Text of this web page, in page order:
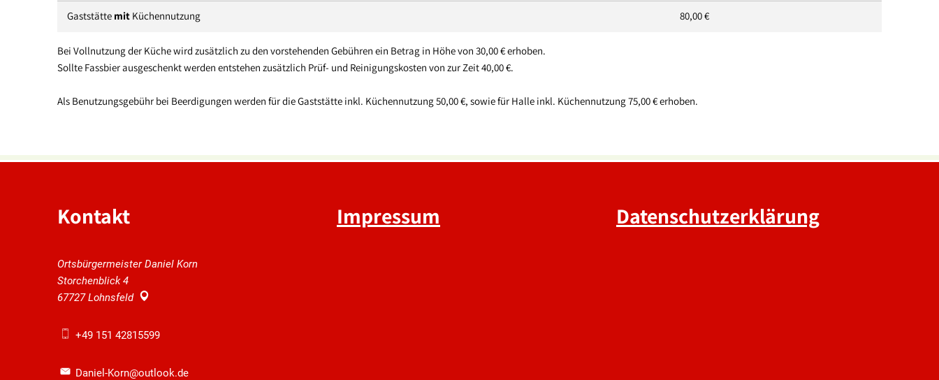
Gaststätte mit Küchennutzung 80,00 €
Bei Vollnutzung der Küche wird zusätzlich zu den vorstehenden Gebühren ein Betrag in Höhe von 30,00 € erhoben.
Sollte Fassbier ausgeschenkt werden entstehen zusätzlich Prüf- und Reinigungskosten von zur Zeit 40,00 €.
Als Benutzungsgebühr bei Beerdigungen werden für die Gaststätte inkl. Küchennutzung 50,00 €, sowie für Halle inkl. Küchennutzung 75,00 € erhoben.
Kontakt
Ortsbürgermeister Daniel Korn
Storchenblick 4
67727 Lohnsfeld
+49 151 42815599
Daniel-Korn@outlook.de
Impressum Datenschutzerklärung